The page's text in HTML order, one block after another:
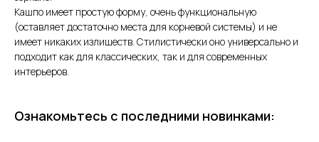
Кашпо имеет простую форму, очень функциональную
(оставляет достаточно места для корневой системы) и не
имеет никаких излишеств. Стилистически оно универсально и
подходит как для классических, так и для современных
интерьеров.
Ознакомьтесь с последними новинками: